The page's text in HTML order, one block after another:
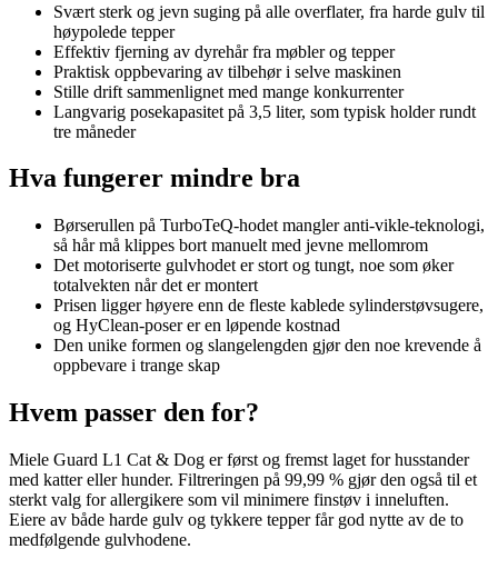
Svært sterk og jevn suging på alle overflater, fra harde gulv til
høypolede tepper
Effektiv fjerning av dyrehår fra møbler og tepper
Praktisk oppbevaring av tilbehør i selve maskinen
Stille drift sammenlignet med mange konkurrenter
Langvarig posekapasitet på 3,5 liter, som typisk holder rundt
tre måneder
Hva fungerer mindre bra
Børserullen på TurboTeQ-hodet mangler anti-vikle-teknologi,
så hår må klippes bort manuelt med jevne mellomrom
Det motoriserte gulvhodet er stort og tungt, noe som øker
totalvekten når det er montert
Prisen ligger høyere enn de fleste kablede sylinderstøvsugere,
og HyClean-poser er en løpende kostnad
Den unike formen og slangelengden gjør den noe krevende å
oppbevare i trange skap
Hvem passer den for?
Miele Guard L1 Cat & Dog er først og fremst laget for husstander
med katter eller hunder. Filtreringen på 99,99 % gjør den også til et
sterkt valg for allergikere som vil minimere finstøv i inneluften.
Eiere av både harde gulv og tykkere tepper får god nytte av de to
medfølgende gulvhodene.